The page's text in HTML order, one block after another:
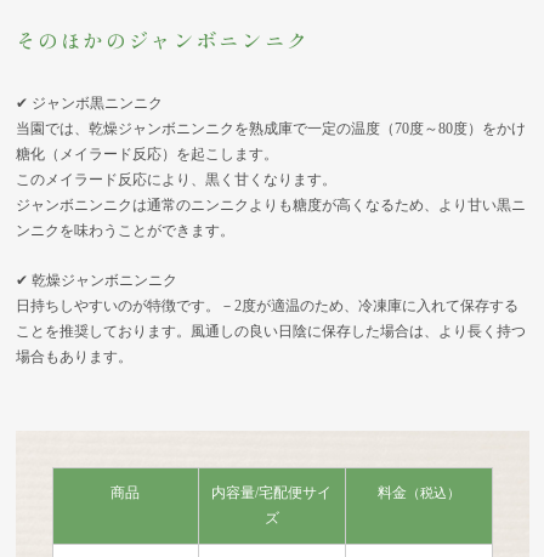
そのほかのジャンボニンニク
✔ ジャンボ黒ニンニク
当園では、乾燥ジャンボニンニクを熟成庫で一定の温度（70度～80度）をかけ
糖化（メイラード反応）を起こします。
このメイラード反応により、黒く甘くなります。
ジャンボニンニクは通常のニンニクよりも糖度が高くなるため、より甘い黒ニ
ンニクを味わうことができます。
✔ 乾燥ジャンボニンニク
日持ちしやすいのが特徴です。－2度が適温のため、冷凍庫に入れて保存する
ことを推奨しております。風通しの良い日陰に保存した場合は、より長く持つ
場合もあります。
商品
内容量/宅配便サイ
ズ
料金 （税込）